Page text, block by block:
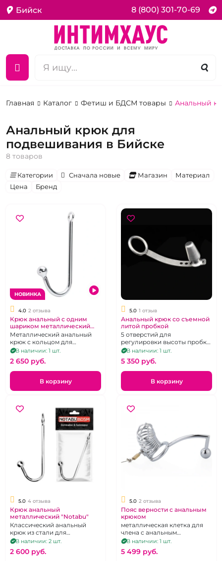
Бийск 8 (800) 301-70-69
Главная Каталог Фетиш и БДСМ товары Анальный
Анальный крюк для
подвешивания в Бийске
8 товаров
Категории Сначала новые Магазин
Материал
Цена
Бренд
НОВИНКА
4.0 2 отзыва
Крюк анальный с одним
шариком металлический
"Пленник"
Металлический анальный
крюк с кольцом для
подвешивания
В наличии: 1 шт.
2 650 pуб.
В корзину
5.0 1 отзыв
Анальный крюк со съемной
литой пробкой
5 отверстий для
регулировки высоты пробки,
вес съемной пробки 240 г,
общий вес + ключ - 410 г
В наличии: 1 шт.
5 350 pуб.
В корзину
5.0 4 отзыва
Крюк анальный
металлический "Notabu"
Классический анальный
крюк из стали для
использования при бандаже
нижнего
В наличии: 2 шт.
2 600 pуб.
5.0 2 отзыва
Пояс верности с анальным
крюком
металлическая клетка для
члена с анальным
стимулятором
В наличии: 1 шт.
5 499 pуб.